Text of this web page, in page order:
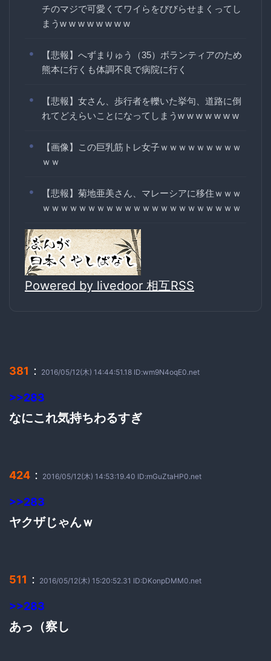
チのマジで可愛くてワイらをびびらせまくってし
まうw w w w w w w w
【悲報】へずまりゅう（35）ボランティアのため
熊本に行くも体調不良で病院に行く
【悲報】女さん、歩行者を轢いた挙句、道路に倒
れてどえらいことになってしまうw w w w w w w
【画像】この巨乳筋トレ女子ｗｗｗｗｗｗｗｗｗ
ｗｗ
【悲報】菊地亜美さん、マレーシアに移住ｗｗｗ
ｗｗｗｗｗｗｗｗｗｗｗｗｗｗｗｗｗｗｗｗｗｗ
Powered by livedoor 相互RSS
381 ： 2016/05/12(木) 14:44:51.18 ID:wm9N4oqE0.net
>>283
なにこれ気持ちわるすぎ
424 ： 2016/05/12(木) 14:53:19.40 ID:mGuZtaHP0.net
>>283
ヤクザじゃんｗ
511 ： 2016/05/12(木) 15:20:52.31 ID:DKonpDMM0.net
>>283
あっ（察し